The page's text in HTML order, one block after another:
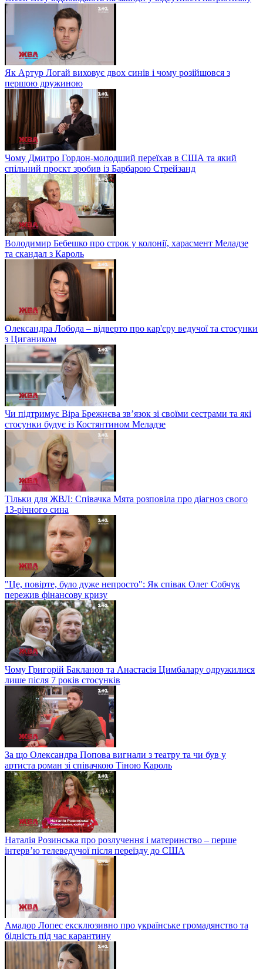
Як Артур Логай виховує двох синів і чому розійшовся з
першою дружиною
Чому Дмитро Гордон-молодший переїхав в США та який
спільний проєкт зробив із Барбарою Стрейзанд
Володимир Бебешко про строк у колонії, харасмент Меладзе
та скандал з Кароль
Олександра Лобода – відверто про кар'єру ведучої та стосунки
з Цигаником
Чи підтримує Віра Брежнєва зв’язок зі своїми сестрами та які
стосунки будує із Костянтином Меладзе
Тільки для ЖВЛ: Співачка Мята розповіла про діагноз свого
13-річного сина
"Це, повірте, було дуже непросто": Як співак Олег Собчук
пережив фінансову кризу
Чому Григорій Бакланов та Анастасія Цимбалару одружилися
лише після 7 років стосунків
За що Олександра Попова вигнали з театру та чи був у
артиста роман зі співачкою Тіною Кароль
Наталія Розинська про розлучення і материнство – перше
інтерв’ю телеведучої після переїзду до США
Амадор Лопес ексклюзивно про українське громадянство та
бідність під час карантину